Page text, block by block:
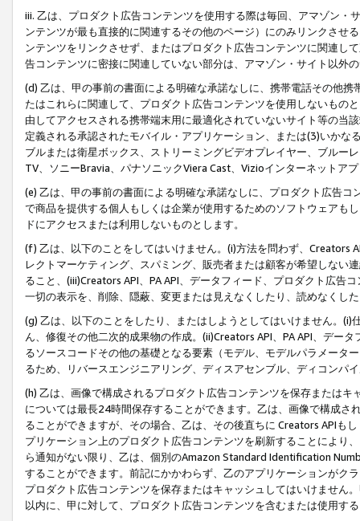
iii. 乙は、プロダクト広告コンテンツを使用する際は毎回、アマゾン
ンテンツが最も直接的に関連するその他のページ）にのみリンクさせ
ンテンツをリンクさせず、またはプロダクト広告コンテンツに関連し
告コンテンツに密接に関連していない部分は、アマゾン・サイト以外
(d) 乙は、甲の事前の書面による明確な承諾なしに、携帯電話その他
たはこれらに関連して、プロダクト広告コンテンツを使用しないもの
由してアクセスされる携帯端末用に最適化されていないサイト等の当
定義される承認されたモバイル・アプリケーション、または(3)いか
ブルまたは衛星ボックス、ストリーミングビデオプレイヤー、ブルー
TV、ソニーBravia、パナソニックViera Cast、Vizioインターネットア
(e) 乙は、甲の事前の書面による明確な承諾なしに、プロダクト広告
で商品を提供する個人もしくは企業が使用するためのソフトウェアも
ドにアクセスまたは利用しないものとします。
(f) 乙は、以下のことをしてはいけません。(i)方法を問わず、Creators
レクトマーケティング、スパミング、販売者または顧客が希望しない
ること、(iii)Creators API、PA API、データフィード、プロダクト広告
一切の表示を、削除、隠蔽、変更または見えなくしたり、読めなくし
(g) 乙は、以下のことをしたり、またはしようとしてはいけません。
ん、修復その他二次的成果物の作成。(ii)Creators API、PA API、デー
るソースコードその他の基礎となる要素（モデル、モデルパラメータ
るため、リバースエンジニアリング、ディスアセンブル、ディコンパ
(h) 乙は、画像で構成されるプロダクト広告コンテンツを保存または
については最長24時間保存することができます。乙は、画像で構成
ることができますが、その場合、乙は、その後直ちに Creators APIも
プリケーション上のプロダクト広告コンテンツを刷新することにより
ら通知がない限り、乙は、個別のAmazon Standard Identification
することができます。前記にかかわらず、乙のアプリケーションがク
プロダクト広告コンテンツを保存またはキャッシュしてはいけません
以内に、甲に対して、プロダクト広告コンテンツを含むまたは使用す